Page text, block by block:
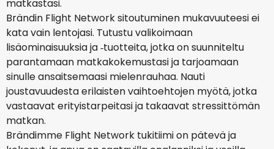
matkastasi.
Brändin Flight Network sitoutuminen mukavuuteesi ei
kata vain lentojasi. Tutustu valikoimaan
lisäominaisuuksia ja ‑tuotteita, jotka on suunniteltu
parantamaan matkakokemustasi ja tarjoamaan
sinulle ansaitsemaasi mielenrauhaa. Nauti
joustavuudesta erilaisten vaihtoehtojen myötä, jotka
vastaavat erityistarpeitasi ja takaavat stressittömän
matkan.
Brändimme Flight Network tukitiimi on pätevä ja